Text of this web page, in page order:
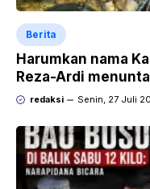
Berita
Harumkan nama
Reza-Ardi
Audax Malang 300
redaksi Senin, 27 Juli